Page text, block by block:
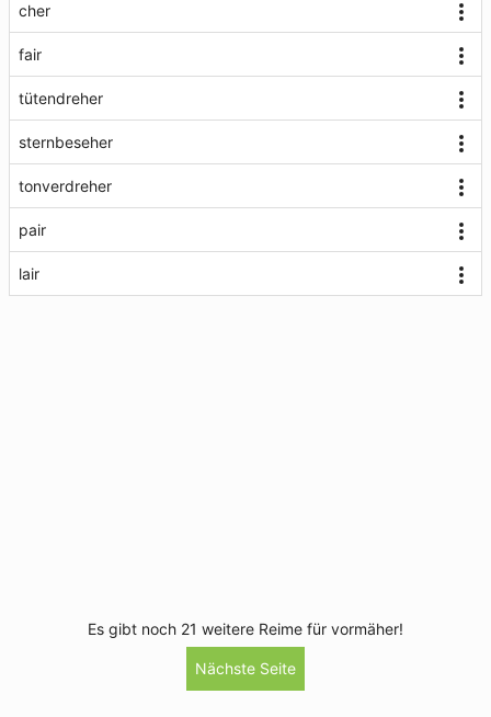
cher
fair
tütendreher
sternbeseher
tonverdreher
pair
lair
Es gibt noch 21 weitere Reime für vormäher!
Nächste Seite